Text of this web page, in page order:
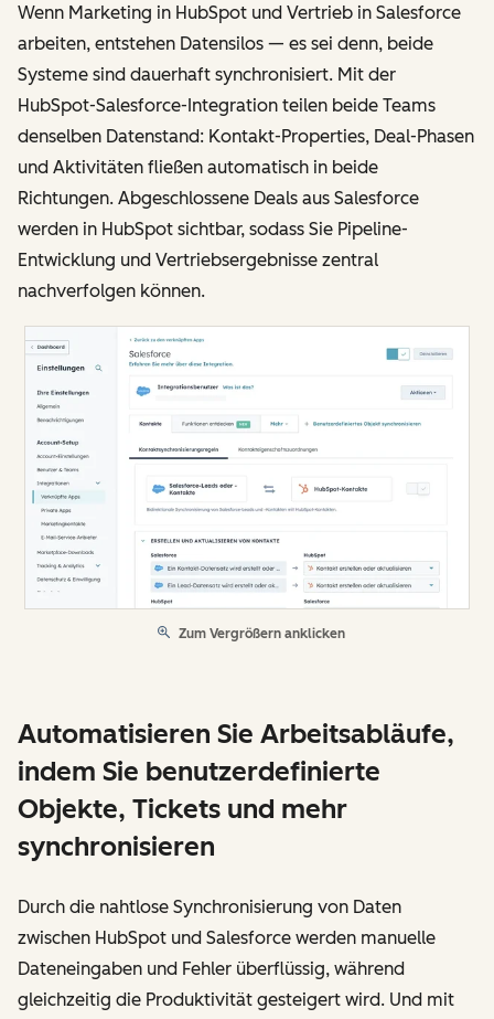
Wenn Marketing in HubSpot und Vertrieb in Salesforce
arbeiten, entstehen Datensilos — es sei denn, beide
Systeme sind dauerhaft synchronisiert. Mit der
HubSpot-Salesforce-Integration teilen beide Teams
denselben Datenstand: Kontakt-Properties, Deal-Phasen
und Aktivitäten fließen automatisch in beide
Richtungen. Abgeschlossene Deals aus Salesforce
werden in HubSpot sichtbar, sodass Sie Pipeline-
Entwicklung und Vertriebsergebnisse zentral
nachverfolgen können.
Zum Vergrößern anklicken
Automatisieren Sie Arbeitsabläufe,
indem Sie benutzerdefinierte
Objekte, Tickets und mehr
synchronisieren
Durch die nahtlose Synchronisierung von Daten
zwischen HubSpot und Salesforce werden manuelle
Dateneingaben und Fehler überflüssig, während
gleichzeitig die Produktivität gesteigert wird. Und mit